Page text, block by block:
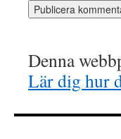
Denna
Lär dig hur